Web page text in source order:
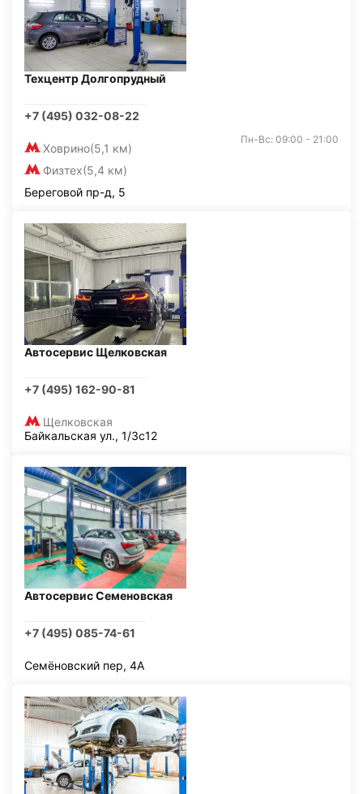
Техцентр Долгопрудный
+7 (495) 032-08-22
Ховрино(5,1 км)
Физтех(5,4 км)
Пн-Вс: 09:00 - 21:00
Береговой пр-д, 5
Автосервис Щелковская
+7 (495) 162-90-81
Щелковская
Байкальская ул., 1/3с12
Автосервис Семеновская
+7 (495) 085-74-61
Семёновский пер, 4А